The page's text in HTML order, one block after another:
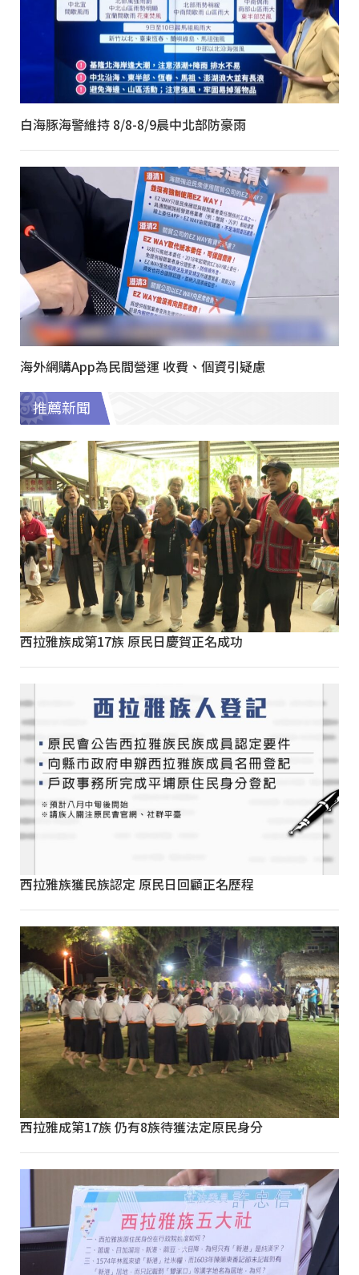
白海豚海警維持 8/8-8/9晨中北部防豪雨
海外網購App為民間營運 收費、個資引疑慮
推薦新聞
西拉雅族成第17族 原民日慶賀正名成功
西拉雅族獲民族認定 原民日回顧正名歷程
西拉雅成第17族 仍有8族待獲法定原民身分